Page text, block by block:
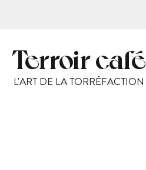
Terroir café
L'ART DE LA TORRÉFACTION